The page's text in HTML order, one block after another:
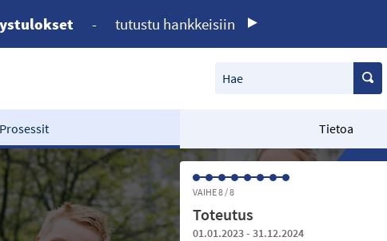
- tutustu hankkeisiin
Hae
Prosessit Tietoa
VAIHE 8 / 8
Toteutus
01.01.2023 - 31.12.2024